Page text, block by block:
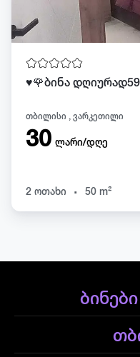
თბილისი , ვარკეთილი
30 ლარი/დღე
2 ოთახი . 50 m²